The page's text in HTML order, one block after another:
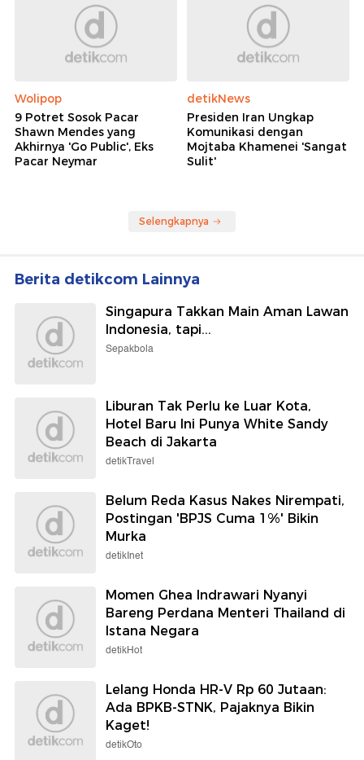
Wolipop
9 Potret Sosok Pacar
Shawn Mendes yang
Akhirnya 'Go Public', Eks
Pacar Neymar
detikNews
Presiden Iran Ungkap
Komunikasi dengan
Mojtaba Khamenei 'Sangat
Sulit'
Selengkapnya
Berita detikcom Lainnya
Singapura Takkan Main Aman Lawan
Indonesia, tapi...
Sepakbola
Liburan Tak Perlu ke Luar Kota,
Hotel Baru Ini Punya White Sandy
Beach di Jakarta
detikTravel
Belum Reda Kasus Nakes Nirempati,
Postingan 'BPJS Cuma 1%' Bikin
Murka
detikInet
Momen Ghea Indrawari Nyanyi
Bareng Perdana Menteri Thailand di
Istana Negara
detikHot
Lelang Honda HR-V Rp 60 Jutaan:
Ada BPKB-STNK, Pajaknya Bikin
Kaget!
detikOto